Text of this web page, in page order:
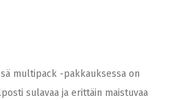
multipack -pakkauksessa on
sulavaa ja erittäin maistuvaa